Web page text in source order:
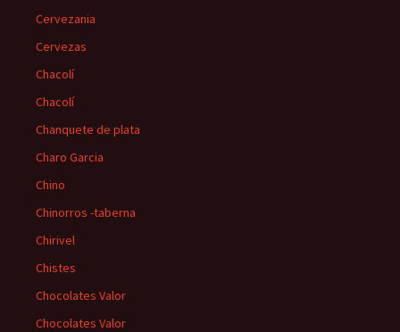
Cervezania
Cervezas
Chacolí
Chacolí
Chanquete de plata
Charo Garcia
Chino
Chinorros -taberna
Chirivel
Chistes
Chocolates Valor
Chocolates Valor